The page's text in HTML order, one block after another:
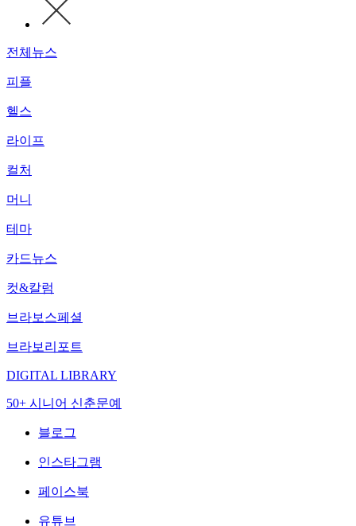
전체뉴스
피플
헬스
라이프
컬처
머니
테마
카드뉴스
컷&칼럼
브라보스페셜
브라보리포트
DIGITAL LIBRARY
50+ 시니어 신춘문예
블로그
인스타그램
페이스북
유튜브